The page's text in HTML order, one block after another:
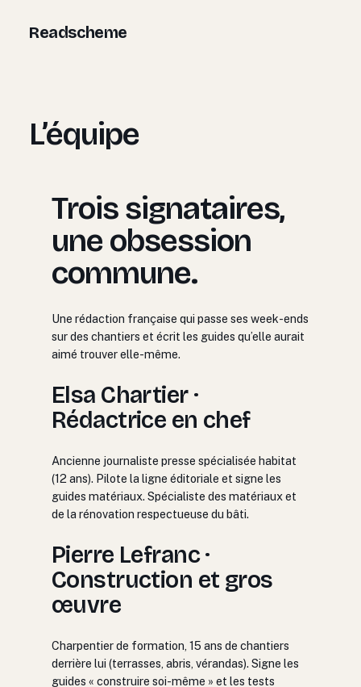
Readscheme
L’équipe
Trois signataires,
une obsession
commune.
Une rédaction française qui passe ses week-ends
sur des chantiers et écrit les guides qu’elle aurait
aimé trouver elle-même.
Elsa Chartier ·
Rédactrice en chef
Ancienne journaliste presse spécialisée habitat
(12 ans). Pilote la ligne éditoriale et signe les
guides matériaux. Spécialiste des matériaux et
de la rénovation respectueuse du bâti.
Pierre Lefranc ·
Construction et gros
œuvre
Charpentier de formation, 15 ans de chantiers
derrière lui (terrasses, abris, vérandas). Signe les
guides « construire soi-même » et les tests